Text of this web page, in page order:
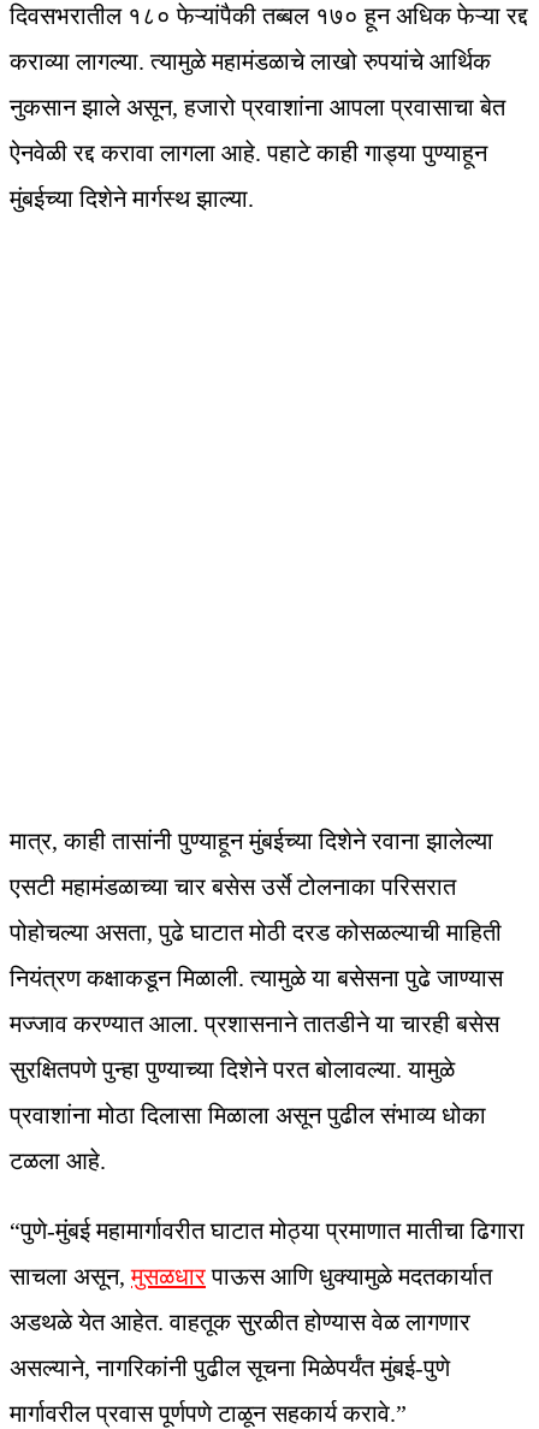
दिवसभरातील १८० फेऱ्यांपैकी तब्बल १७० हून अधिक फेऱ्या रद्द
कराव्या लागल्या. त्यामुळे महामंडळाचे लाखो रुपयांचे आर्थिक
नुकसान झाले असून, हजारो प्रवाशांना आपला प्रवासाचा बेत
ऐनवेळी रद्द करावा लागला आहे. पहाटे काही गाड्या पुण्याहून
मुंबईच्या दिशेने मार्गस्थ झाल्या.
मात्र, काही तासांनी पुण्याहून मुंबईच्या दिशेने रवाना झालेल्या
एसटी महामंडळाच्या चार बसेस उर्से टोलनाका परिसरात
पोहोचल्या असता, पुढे घाटात मोठी दरड कोसळल्याची माहिती
नियंत्रण कक्षाकडून मिळाली. त्यामुळे या बसेसना पुढे जाण्यास
मज्जाव करण्यात आला. प्रशासनाने तातडीने या चारही बसेस
सुरक्षितपणे पुन्हा पुण्याच्या दिशेने परत बोलावल्या. यामुळे
प्रवाशांना मोठा दिलासा मिळाला असून पुढील संभाव्य धोका
टळला आहे.
“पुणे-मुंबई महामार्गावरीत घाटात मोठ्या प्रमाणात मातीचा ढिगारा
साचला असून,मुसळधारपाऊस आणि धुक्यामुळे मदतकार्यात
अडथळे येत आहेत. वाहतूक सुरळीत होण्यास वेळ लागणार
असल्याने, नागरिकांनी पुढील सूचना मिळेपर्यंत मुंबई-पुणे
मार्गावरील प्रवास पूर्णपणे टाळून सहकार्य करावे.”